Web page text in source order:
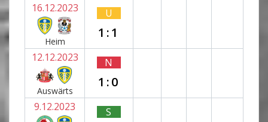
16.12.2023
Heim
U
1:1
12.12.2023
Auswärts
N
1:0
9.12.2023 S